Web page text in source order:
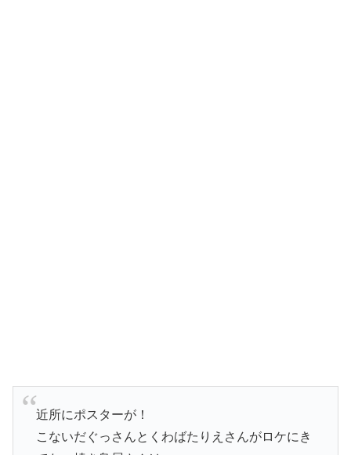
近所にポスターが！
こないだぐっさんとくわばたりえさんがロケにき